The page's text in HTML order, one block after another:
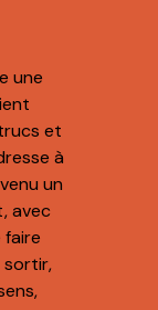
une
et
à
un
avec
faire
sortir,